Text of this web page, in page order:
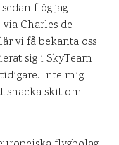
flög jag
Charles de
vi få bekanta oss
sig i SkyTeam
Inte mig
snacka skit om